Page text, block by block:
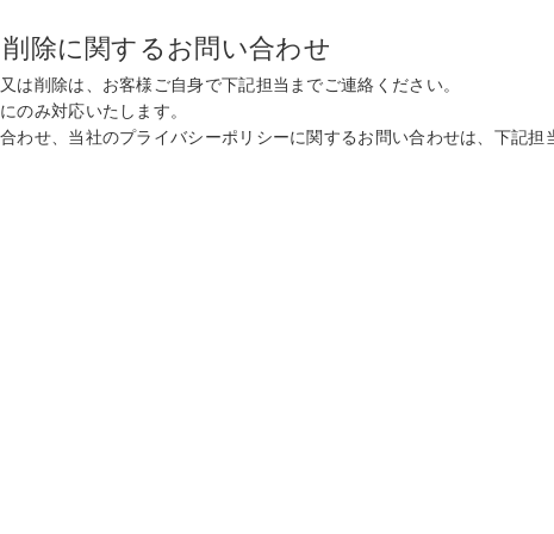
除に関するお問い合わせ
は削除は、お客様ご自身で下記担当までご連絡ください。
のみ対応いたします。
わせ、当社のプライバシーポリシーに関するお問い合わせは、下記担